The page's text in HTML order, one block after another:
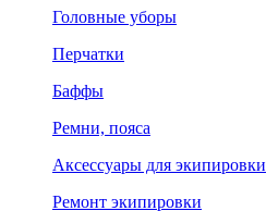
Головные уборы
Перчатки
Баффы
Ремни, пояса
Аксессуары для экипировки
Ремонт экипировки